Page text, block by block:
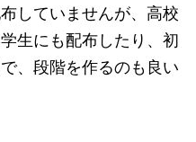
していませんが、高校
生にも配布したり、初
、段階を作るのも良い